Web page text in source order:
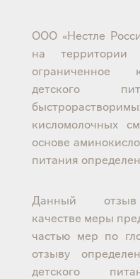
ООО «Нестле
на территории
ограниченное
детского
кисломолочных
основе
питания
Данный
качестве меры
частью мер по
отзыву
детского